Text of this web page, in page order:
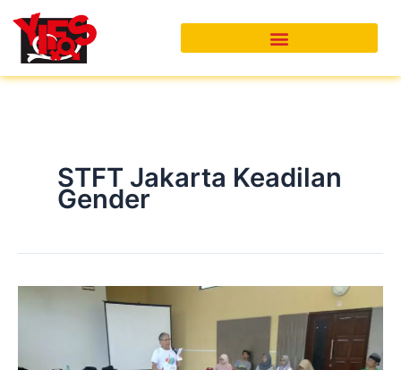
content
STFT Jakarta Keadilan
Gender
Penguatan